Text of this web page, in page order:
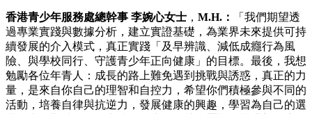
香港青少年服務處總幹事 李婉心女士 ， M.H.：
「我們期望透
過專業實踐與數據分析，建立實證基礎，為業界未來提供可持
續發展的介入模式，真正實踐「及早辨識、減低成癮行為風
險、與學校同行、守護青少年正向健康」的目標。最後，我想
勉勵各位年青人：成長的路上難免遇到挑戰與誘惑，真正的力
量，是來自你自己的理智和自控力，希望你們積極參與不同的
活動，培養自律與抗逆力，發展健康的興趣，學習為自己的選